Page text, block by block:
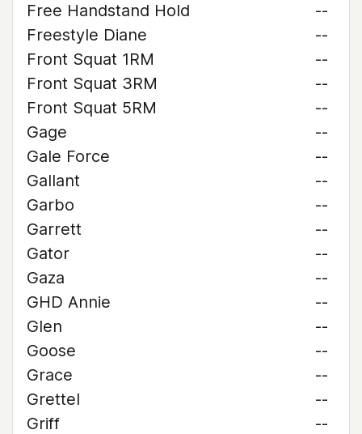
Free Handstand Hold
--
Freestyle Diane
--
Front Squat 1RM
--
Front Squat 3RM
--
Front Squat 5RM
--
Gage
--
Gale Force
--
Gallant
--
Garbo
--
Garrett
--
Gator
--
Gaza
--
GHD Annie
--
Glen
--
Goose
--
Grace
--
Grettel
--
Griff
--